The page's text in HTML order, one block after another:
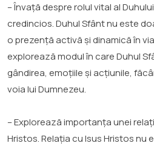
– Învață despre rolul vital al
credincios. Duhul Sfânt nu este
o prezență activă și dinamică în
explorează modul în care Duhul
gândirea, emoțiile și acțiunile,
voia lui Dumnezeu.
– Explorează importanța unei
Hristos. Relația cu Isus Hristos nu